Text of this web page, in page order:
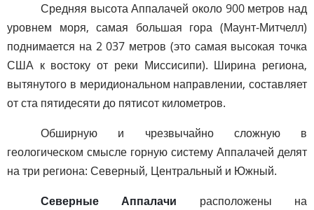
Средняя высота Аппалачей около 900 метров над
уровнем моря, самая большая гора (Маунт-Митчелл)
поднимается на 2 037 метров (это самая высокая точка
США к востоку от реки Миссисипи). Ширина региона,
вытянутого в меридиональном направлении, составляет
от ста пятидесяти до пятисот километров.
Обширную и чрезвычайно сложную в
геологическом смысле горную систему Аппалачей делят
на три региона: Северный, Центральный и Южный.
Северные Аппалачи расположены на